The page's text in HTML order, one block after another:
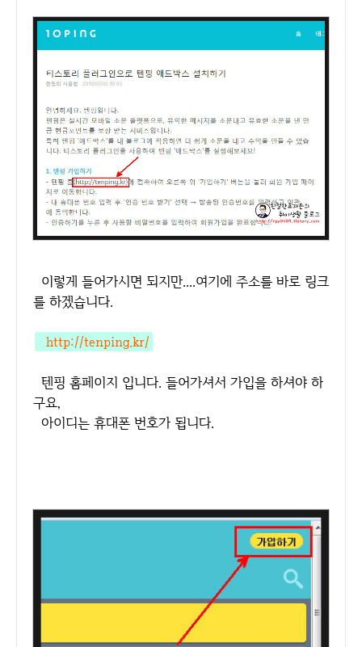
이렇게 들어가시면 되지만....여기에 주소를 바로 링크
를 하겠습니다.
http://tenping.kr/
텐핑 홈페이지 입니다. 들어가셔서 가입을 하셔야 하
구요,
아이디는 휴대폰 번호가 됩니다.